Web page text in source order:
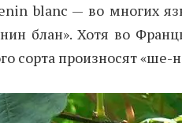
blanc — во многих
блан». Хотя во
сорта произносят «ше-